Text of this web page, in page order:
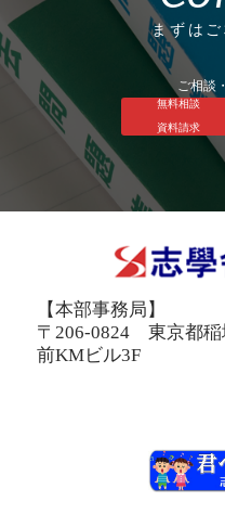
まずは
ご相談
無料相談
資料請求
【本部事務局】
〒206-0824 東京都
前KMビル3F